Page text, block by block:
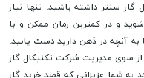
سنتر داشته باشید. تنها نیاز
شوید و در کمترین زمان ممکن و با
به آنچه در ذهن دارید دست یابید.
سوی مدیریت شرکت تکنیکال گاز
به شما عزیزانی که قصد خرید گاز